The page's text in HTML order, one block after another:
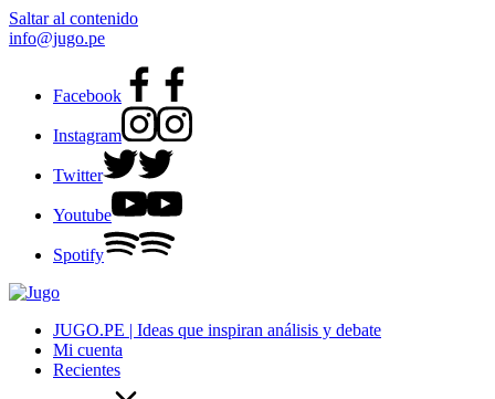
Saltar al contenido
info@jugo.pe
Facebook
Instagram
Twitter
Youtube
Spotify
JUGO.PE | Ideas que inspiran análisis y debate
Mi cuenta
Recientes